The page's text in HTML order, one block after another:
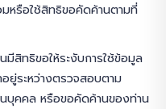
หรือใช้สิทธิขอคัดค้านตามที่
มีสิทธิขอให้ระงับการใช้ข้อมูล
ระหว่างตรวจสอบตาม
บุคคล หรือขอคัดค้านของท่าน